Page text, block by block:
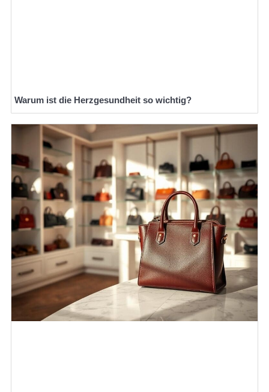
Warum ist die Herzgesundheit so wichtig?